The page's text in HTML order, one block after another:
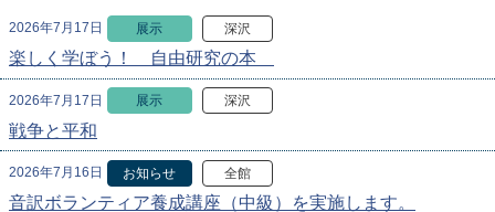
2026年7月17日 展示 深沢
楽しく学ぼう！ 自由研究の本
2026年7月17日 展示 深沢
戦争と平和
2026年7月16日 お知らせ 全館
音訳ボランティア養成講座（中級）を実施します。